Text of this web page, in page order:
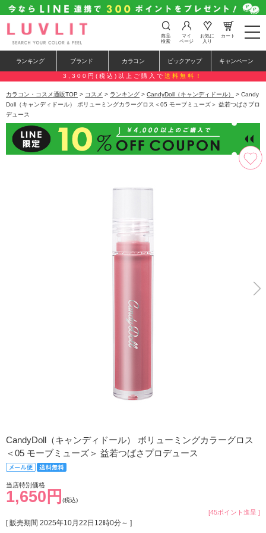
t
o
e
n
a
v
t
i
o
n
商品
検索
マイ
ページ
お気に
入り
カート
ランキング ブランド カラコン ピックアップ キャンペーン
3,300円(税込)以上ご購入で 送料無料！
カラコン・コスメ通販TOP > コスメ > ランキング > CandyDoll（キャンディドール）
> Candy
Doll（キャンディドール） ボリューミングカラーグロス＜05 モーブミューズ＞ 益若つばさプロ
デュース
CandyDoll（キャンディドール） ボリューミングカラーグロス
＜05 モーブミューズ＞ 益若つばさプロデュース
当店特別価格
1,650円 (税込)
[45ポイント進呈 ]
[ 販売期間 2025年10月22日12時0分～ ]